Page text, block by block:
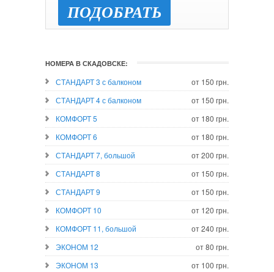
ПОДОБРАТЬ
НОМЕРА В СКАДОВСКЕ:
СТАНДАРТ 3 с балконом
от 150 грн.
СТАНДАРТ 4 с балконом
от 150 грн.
КОМФОРТ 5
от 180 грн.
КОМФОРТ 6
от 180 грн.
СТАНДАРТ 7, большой
от 200 грн.
СТАНДАРТ 8
от 150 грн.
СТАНДАРТ 9
от 150 грн.
КОМФОРТ 10
от 120 грн.
КОМФОРТ 11, большой
от 240 грн.
ЭКОНОМ 12
от 80 грн.
ЭКОНОМ 13
от 100 грн.